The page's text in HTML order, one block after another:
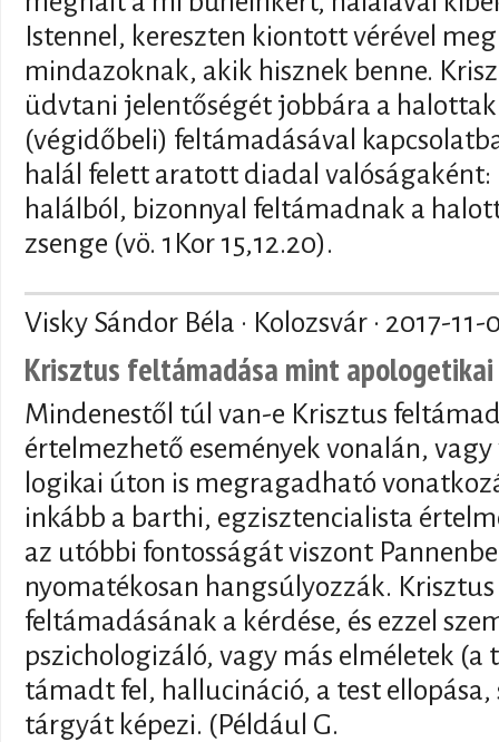
Istennel, kereszten kiontott vérével
mindazoknak, akik hisznek benne.
üdvtani jelentőségét jobbára a
(végidőbeli) feltámadásával
halál felett aratott diadal
halálból, bizonnyal feltámadnak a
zsenge (vö. 1Kor 15,12.20).
Visky Sándor Béla · Kolozsvár · 2017-11-
Krisztus feltámadása mint apologetikai
Mindenestől túl van-e Krisztus
értelmezhető események vonalán,
logikai úton is megragadható
inkább a barthi, egzisztencialista
az utóbbi fontosságát viszont
nyomatékosan hangsúlyozzák.
feltámadásának a kérdése, és ezzel
pszichologizáló, vagy más elméletek
támadt fel, hallucináció, a test ellopása,
tárgyát képezi. (Például G.